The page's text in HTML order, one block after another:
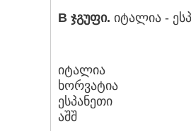
B ჯგუფი. იტალია -
იტალია
ხორვატია
ესპანეთი
აშშ